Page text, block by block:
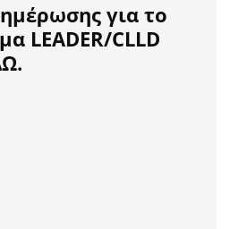
για το
LEADER/CLLD